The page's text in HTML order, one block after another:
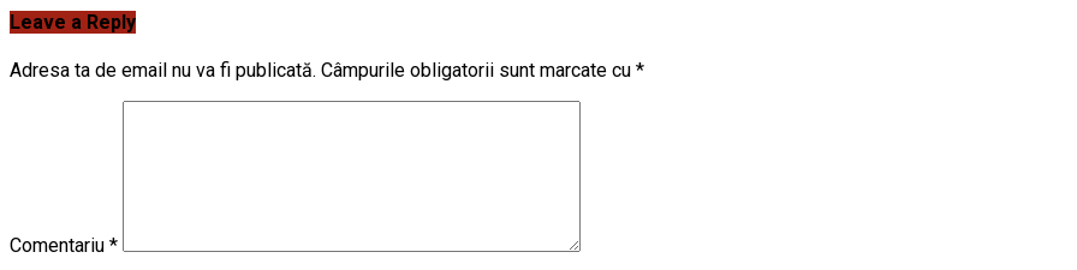
Leave a Reply
Adresa ta de email nu va fi publicată. Câmpurile obligatorii sunt marcate cu *
Comentariu *